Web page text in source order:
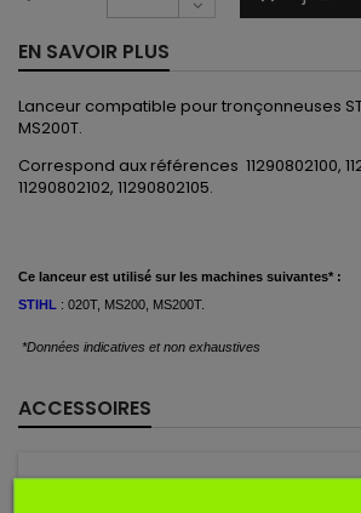
EN SAVOIR PLUS
Lanceur compatible pour tronçonneuses
MS200T.
Correspond aux références 11290802100,
11290802102, 11290802105.
Ce lanceur est utilisé sur les machines suivantes* :
STIHL : 020T, MS200, MS200T.
*Données indicatives et non exhaustives
ACCESSOIRES